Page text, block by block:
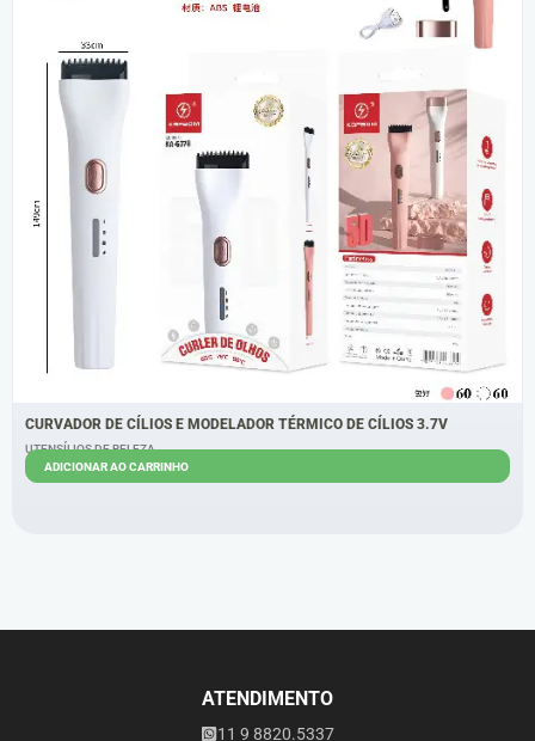
CURVADOR DE CÍLIOS E MODELADOR TÉRMICO DE CÍLIOS 3.7V
UTENSÍLIOS DE BELEZA
ADICIONAR AO CARRINHO
ATENDIMENTO
11 9 8820.5337